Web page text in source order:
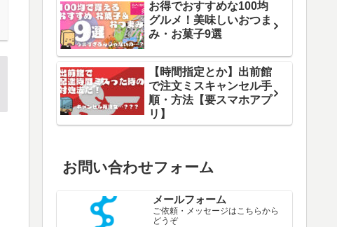
お得でおすすめな100均
グルメ！美味しいおつま
み・お菓子9選
【時間指定とか】出前館
で注文ミスキャンセル手
順・方法【要スマホアプ
リ】
お問い合わせフォーム
メールフォーム
ご依頼・メッセージはこちらから
どうぞ